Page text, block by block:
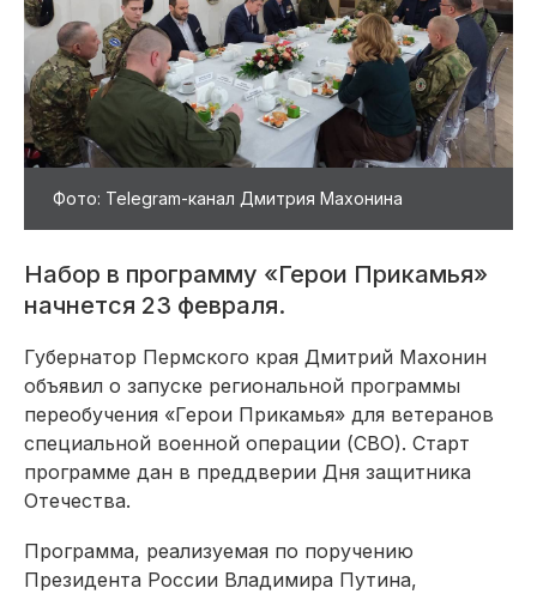
Фото: Telegram-канал Дмитрия Махонина
Набор в программу «Герои Прикамья»
начнется 23 февраля.
Губернатор Пермского края Дмитрий Махонин
объявил о запуске региональной программы
переобучения «Герои Прикамья» для ветеранов
специальной военной операции (СВО). Старт
программе дан в преддверии Дня защитника
Отечества.
Программа, реализуемая по поручению
Президента России Владимира Путина,